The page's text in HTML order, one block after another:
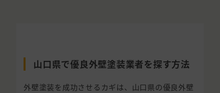
山口県で優良外壁塗装業者を探す方法
外壁塗装を成功させるカギは、山口県の優良外壁